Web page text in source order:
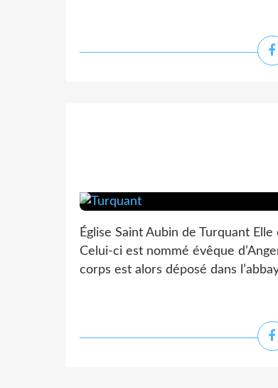
Église Saint Aubin de Turquant
Celui-ci est nommé évêque
corps est alors déposé dans